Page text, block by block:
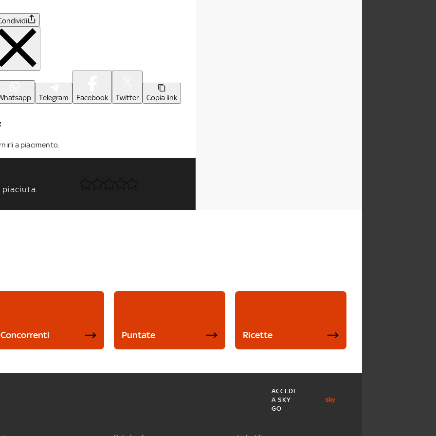
Telegram Facebook Twitter Copia link
a piacimento.
Concorrenti Puntate Ricette
ACCEDI
A SKY
GO